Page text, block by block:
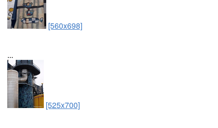
[560x698]
...
[525x700]